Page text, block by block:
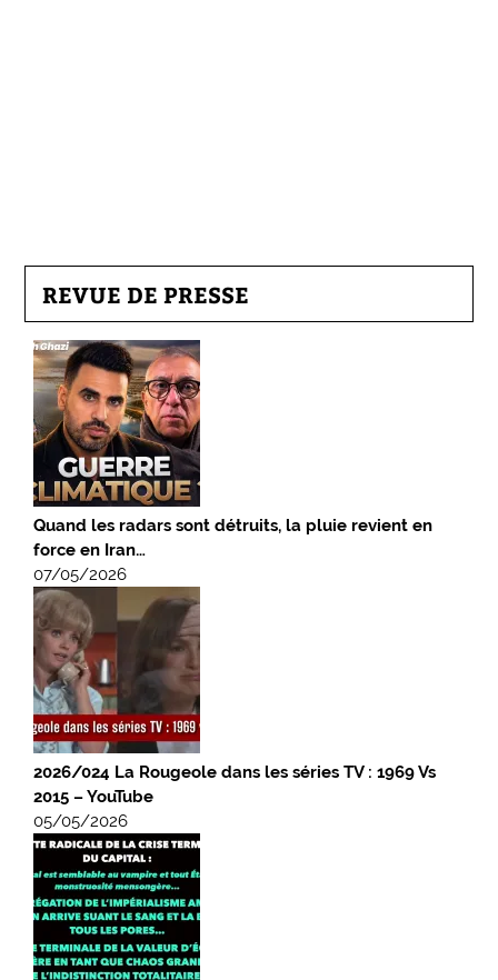
REVUE DE PRESSE
Quand les radars sont détruits, la pluie revient en
force en Iran…
07/05/2026
2026/024 La Rougeole dans les séries TV : 1969 Vs
2015 – YouTube
05/05/2026